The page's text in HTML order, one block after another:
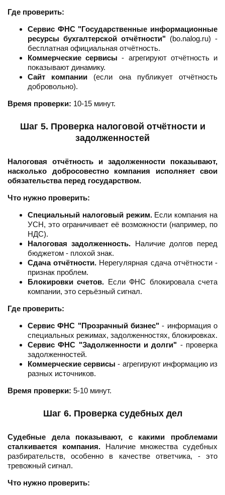
Где проверить:
Сервис ФНС "Государственные информационные
ресурсы бухгалтерской отчётности" (bo.nalog.ru) -
бесплатная официальная отчётность.
Коммерческие сервисы - агрегируют отчётность и
показывают динамику.
Сайт компании (если она публикует отчётность
добровольно).
Время проверки: 10-15 минут.
Шаг 5. Проверка налоговой отчётности и
задолженностей
Налоговая отчётность и задолженности показывают,
насколько добросовестно компания исполняет свои
обязательства перед государством.
Что нужно проверить:
Специальный налоговый режим.Если компания на
УСН, это ограничивает её возможности (например, по
НДС).
Налоговая задолженность. Наличие долгов перед
бюджетом - плохой знак.
Сдача отчётности. Нерегулярная сдача отчётности -
признак проблем.
Блокировки счетов. Если ФНС блокировала счета
компании, это серьёзный сигнал.
Где проверить:
Сервис ФНС "Прозрачный бизнес" - информация о
специальных режимах, задолженностях, блокировках.
Сервис ФНС "Задолженности и долги" - проверка
задолженностей.
Коммерческие сервисы - агрегируют информацию из
разных источников.
Время проверки: 5-10 минут.
Шаг 6. Проверка судебных дел
Судебные дела показывают, с какими проблемами
сталкивается компания.Наличие множества судебных
разбирательств, особенно в качестве ответчика, - это
тревожный сигнал.
Что нужно проверить: